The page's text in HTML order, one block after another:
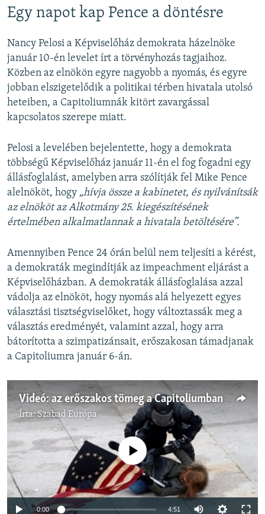
Egy napot kap Pence a döntésre
Nancy Pelosi a Képviselőház demokrata házelnöke
január 10-én levelet írt a törvényhozás tagjaihoz.
Közben az elnökön egyre nagyobb a nyomás, és egyre
jobban elszigetelődik a politikai térben hivatala utolsó
heteiben, a Capitoliumnák kitört zavargással
kapcsolatos szerepe miatt.
Pelosi a levelében bejelentette, hogy a demokrata
többségű Képviselőház január 11-én el fog fogadni egy
állásfoglalást, amelyben arra szólítják fel Mike Pence
alelnököt, hogy „hívja össze a kabinetet, és nyilvánítsák
az elnököt az Alkotmány 25. kiegészítésének
értelmében alkalmatlannak a hivatala betöltésére”.
Amennyiben Pence 24 órán belül nem teljesíti a kérést,
a demokraták megindítják az impeachment eljárást a
Képviselőházban. A demokraták állásfoglalása azzal
vádolja az elnököt, hogy nyomás alá helyezett egyes
választási tisztségviselőket, hogy változtassák meg a
választás eredményét, valamint azzal, hogy arra
bátorította a szimpatizánsait, erőszakosan támadjanak
a Capitoliumra január 6-án.
Videó: az erőszakos tömeg a Capitoliumban
Írta:Szabad Európa
Jelenleg nincs elérhető tartalom
0:00 4:51